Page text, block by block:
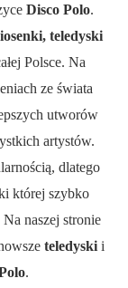
Disco Polo.
teledyski
Polsce. Na
ze świata
utworów
artystów.
dlatego
której szybko
naszej stronie
teledyski i
.